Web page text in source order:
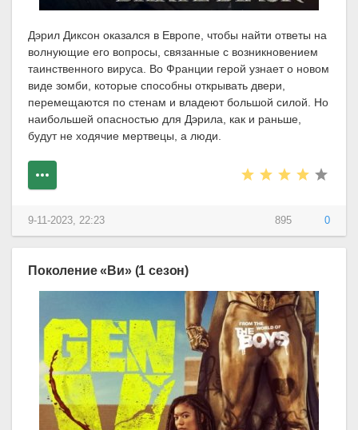
Дэрил Диксон оказался в Европе, чтобы найти ответы на
волнующие его вопросы, связанные с возникновением
таинственного вируса. Во Франции герой узнает о новом
виде зомби, которые способны открывать двери,
перемещаются по стенам и владеют большой силой. Но
наибольшей опасностью для Дэрила, как и раньше,
будут не ходячие мертвецы, а люди.
895 0
9-11-2023, 22:23
Поколение «Ви» (1 сезон)